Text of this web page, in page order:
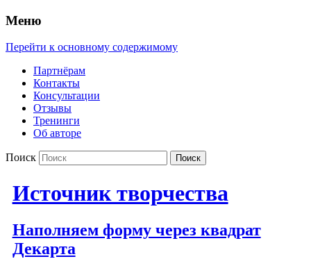
Меню
Перейти к основному содержимому
Партнёрам
Контакты
Консультации
Отзывы
Тренинги
Об авторе
Поиск
Источник творчества
Наполняем форму через квадрат
Декарта